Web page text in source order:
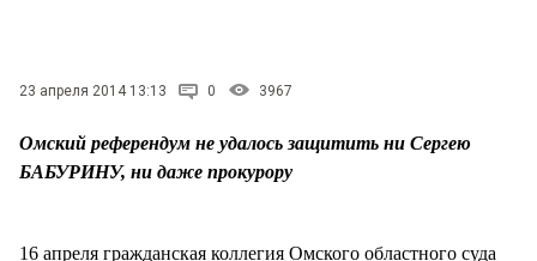
23 апреля 2014 13:13 0 3967
Омский референдум не удалось защитить ни Сергею
БАБУРИНУ, ни даже прокурору
16 апреля гражданская коллегия Омского областного суда